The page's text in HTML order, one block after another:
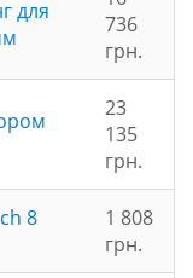
для
736
грн.
23
135
грн.
8
1 808
грн.